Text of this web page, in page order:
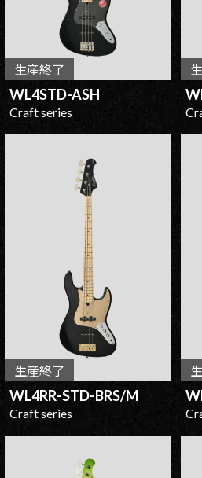
生産終了
WL4STD-ASH
Craft series
生産終了
WL4RR-STD-BRS/M
Craft series